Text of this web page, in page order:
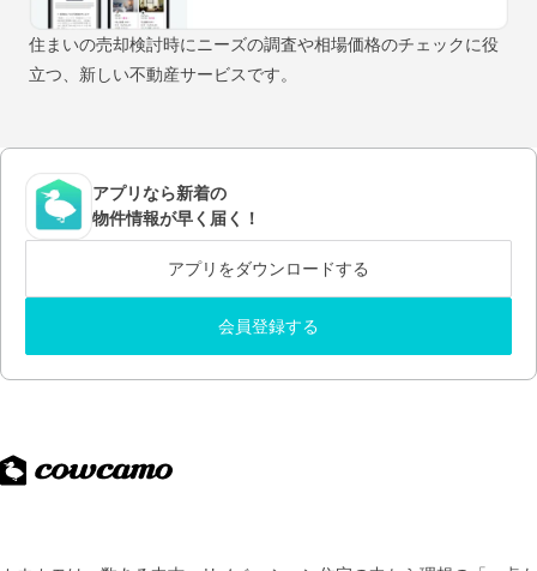
住まいの売却検討時にニーズの調査や相場価格のチェックに役
立つ、新しい不動産サービスです。
アプリなら新着の
物件情報が早く届く！
アプリをダウンロードする
会員登録する